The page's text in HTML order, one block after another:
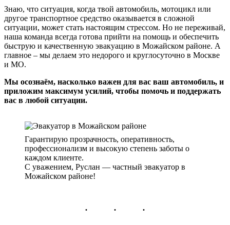
Знаю, что ситуация, когда твой автомобиль, мотоцикл или
другое транспортное средство оказывается в сложной
ситуации, может стать настоящим стрессом. Но не переживай,
наша команда всегда готова прийти на помощь и обеспечить
быструю и качественную эвакуацию в Можайском районе. А
главное – мы делаем это недорого и круглосуточно в Москве
и МО.
Мы осознаём, насколько важен для вас ваш автомобиль, и
приложим максимум усилий, чтобы помочь и поддержать
вас в любой ситуации.
Гарантирую прозрачность, оперативность,
профессионализм и высокую степень заботы о
каждом клиенте.
С уважением, Руслан — частный эвакуатор в
Можайском районе!